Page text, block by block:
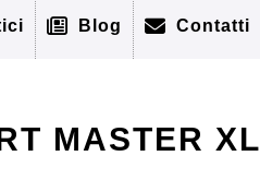
Blog Contatti
MASTER XL